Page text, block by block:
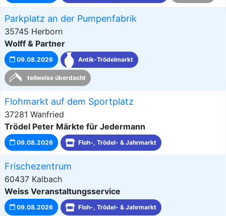
Parkplatz an der Pumpenfabrik
35745 Herborn
Wolff & Partner
09.08.2026 Antik-Trödelmarkt
teilweise überdacht
Flohmarkt auf dem Sportplatz
37281 Wanfried
Trödel Peter Märkte für Jedermann
09.08.2026 Floh-, Trödel- & Jahrmarkt
Frischezentrum
60437 Kalbach
Weiss Veranstaltungsservice
09.08.2026 Floh-, Trödel- & Jahrmarkt